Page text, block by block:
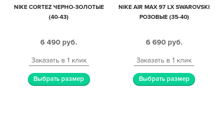
NIKE CORTEZ ЧЕРНО-ЗОЛОТЫЕ
(40-43)
6 490 руб.
Заказать в 1 клик
Выбрать размер
NIKE AIR MAX 97 LX SWAROVSKI
РОЗОВЫЕ (35-40)
6 690 руб.
Заказать в 1 клик
Выбрать размер